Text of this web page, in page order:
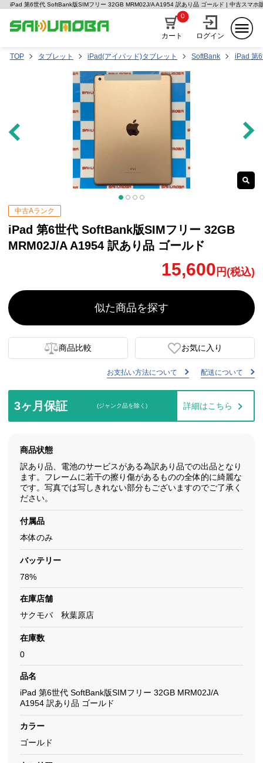
iPad 第6世代 SoftBank版SIMフリー 32GB MRM02J/A A1954 訳あり品 ゴールド | 中古スマホ
カート
0
ログイン
TOP タブレット iPad(アイパッド)タブレット SoftBank iPad 第
中古Aランク
iPad 第6世代 SoftBank版SIMフリー 32GB
MRM02J/A A1954 訳あり品 ゴールド
15,600 円(税込)
似た商品を探す
商品比較 お気に入り
お支払い方法について 配送について
3ヶ月保証 (ジャンク品を除く) 詳細はこちら
商品状態
訳あり品、電池のサービスがある為訳あり品での出品となり
ます。フレームに若干の擦り傷があるものの全体的に綺麗な
です。写真では写しきれない部分もございますのでご了承く
ださい。
付属品
本体のみ
バッテリー
78%
在庫店舗
サクモバ 秋葉原店
在庫数
0
品名
iPad 第6世代 SoftBank版SIMフリー 32GB MRM02J/A
A1954 訳あり品 ゴールド
カラー
ゴールド